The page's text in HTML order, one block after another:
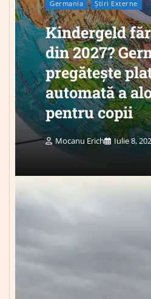
Germania Știri Externe
Kindergeld
din 2027?
pregătește
automată a
pentru copii
Mocanu Erich Iulie 8,